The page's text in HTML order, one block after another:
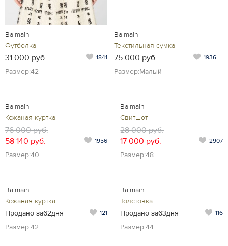
Balmain
Футболка
31 000 руб. 1841
Размер:42
Balmain
Текстильная сумка
75 000 руб. 1936
Размер:Малый
Balmain
Кожаная куртка
76 000 руб.
58 140 руб.
1956
Размер:40
Balmain
Свитшот
28 000 руб.
17 000 руб.
2907
Размер:48
Balmain
Кожаная куртка
Продано за62дня
121
Размер:42
Balmain
Толстовка
Продано за63дня
116
Размер:44